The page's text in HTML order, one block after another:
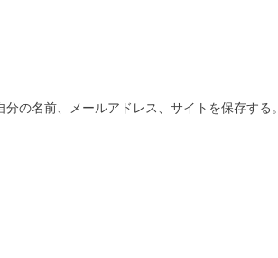
の名前、メールアドレス、サイトを保存する。